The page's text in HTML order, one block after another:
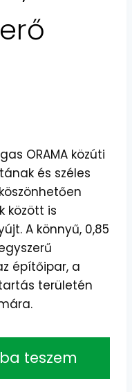
ORAMA közúti
és széles
között is
A könnyű, 0,85
építőipar, a
területén
teszem